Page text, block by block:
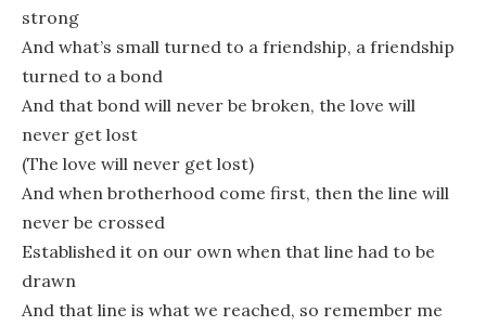
strong
And what’s small turned to a friendship, a friendship
turned to a bond
And that bond will never be broken, the love will
never get lost
(The love will never get lost)
And when brotherhood come first, then the line will
never be crossed
Established it on our own when that line had to be
drawn
And that line is what we reached, so remember me